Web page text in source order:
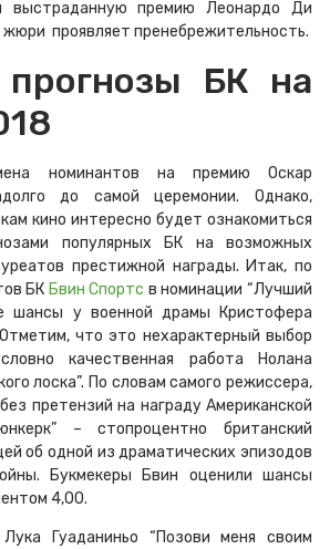
выстраданную премию Леонардо Ди
жюри проявляет пренебрежительность.
БК на
номинантов на премию Оскар
до самой церемонии. Однако,
кино интересно будет ознакомиться
популярных БК на возможных
престижной награды. Итак, по
БК Бвин Спортс в номинации “Лучший
шансы у военной драмы Кристофера
что это нехарактерный выбор
качественная работа Нолана
лоска”. По словам самого режиссера,
претензий на награду Американской
– стопроцентно британский
об одной из драматических эпизодов
Букмекеры Бвин оценили шансы
4,00.
Гуаданиньо “Позови меня своим